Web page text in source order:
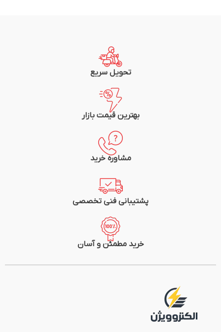
تحویل سریع
بهترین قیمت بازار
مشاوره خرید
پشتیبانی فنی تخصصی
خرید مطمئن و آسان